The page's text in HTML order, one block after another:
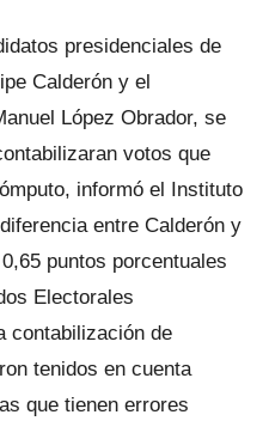
presidenciales de
Calderón y el
López Obrador, se
votos que
informó el Instituto
entre Calderón y
puntos porcentuales
Electorales
contabilización de
tenidos en cuenta
que tienen errores